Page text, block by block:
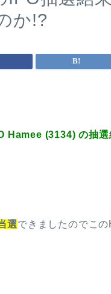
か!?
Hamee (3134) の抽選
選できましたのでこ